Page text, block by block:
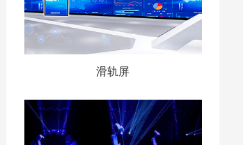
滑轨屏